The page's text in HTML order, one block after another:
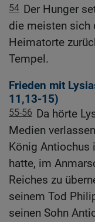
54 Der Hunger
die meisten sich
Heimatorte
Tempel.
Frieden mit
11,13-15)
55-56 Da hörte
Medien
König Antiochus
hatte, im
Reiches zu
seinem Tod
seinen Sohn